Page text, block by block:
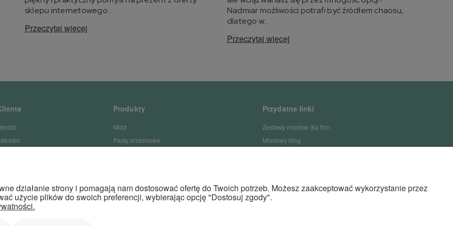
sklepu internetowego...
Przeczytaj więcej
Nadmiar możliwości potrafi być źródłem chaosu,
dlatego w...
Przeczytaj więcej
Produkty
Miód
Pasty orzechowe
Akcesoria do miodu
Przydatne linki
Zestawy miodów dla firm
Miodowy blog
działanie strony i pomagają nam dostosować ofertę do Twoich potrzeb. Możesz zaakceptować wykorzystanie przez
użycie plików do swoich preferencji, wybierając opcję "Dostosuj zgody".